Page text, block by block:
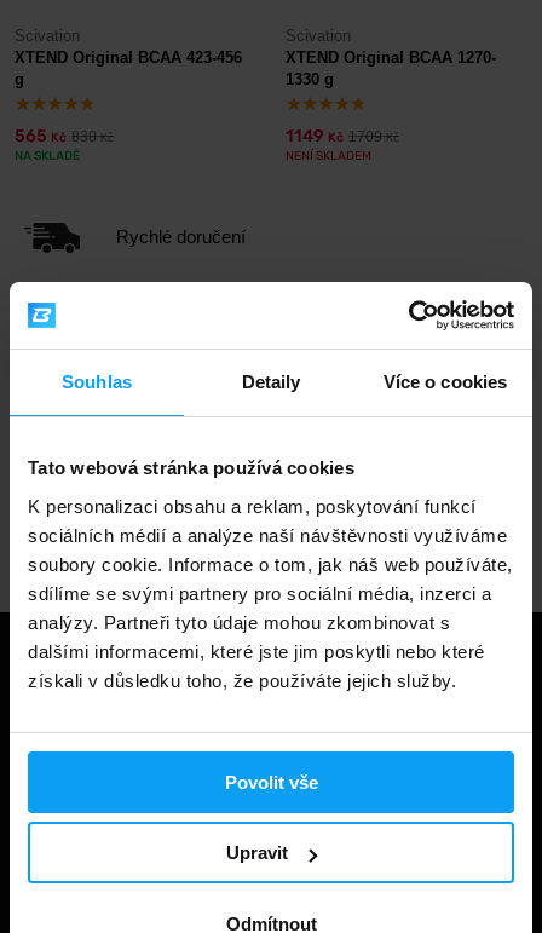
Souhlas Detaily Více o cookies
Tato webová stránka používá cookies
K personalizaci obsahu a reklam, poskytování funkcí
sociálních médií a analýze naší návštěvnosti využíváme
soubory cookie. Informace o tom, jak náš web používáte,
sdílíme se svými partnery pro sociální média, inzerci a
analýzy. Partneři tyto údaje mohou zkombinovat s
dalšími informacemi, které jste jim poskytli nebo které
získali v důsledku toho, že používáte jejich služby.
Povolit vše
Upravit
Odmítnout
Scivation
XTEND Original BCAA 423-456
g
565 Kč 830Kč
NA SKLADĚ
Scivation
XTEND Original BCAA 1270-
1330 g
1149 Kč 1709Kč
NENÍ SKLADEM
Rychlé doručení
Odborné poradenství
Užitečné informace
Ochrana soukromí